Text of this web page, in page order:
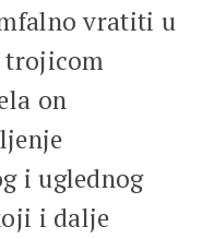
vratiti u
trojicom
on
i uglednog
i dalje